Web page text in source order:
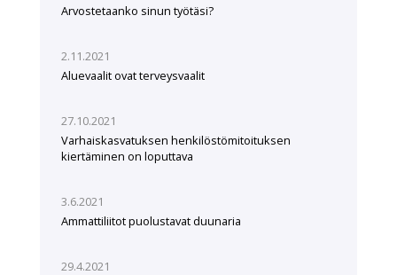
Arvostetaanko sinun työtäsi?
2.11.2021
Aluevaalit ovat terveysvaalit
27.10.2021
Varhaiskasvatuksen henkilöstömitoituksen
kiertäminen on loputtava
3.6.2021
Ammattiliitot puolustavat duunaria
29.4.2021